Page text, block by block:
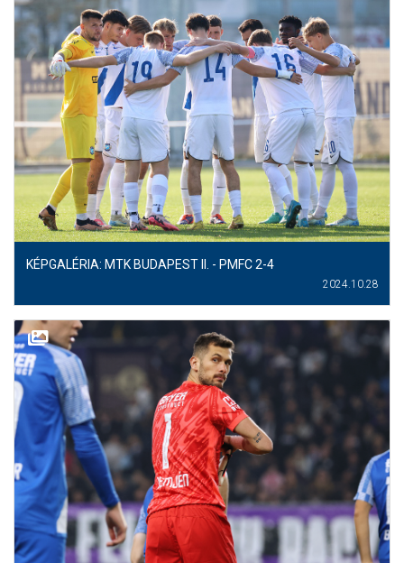
KÉPGALÉRIA: MTK BUDAPEST II. - PMFC 2-4
2024.10.28